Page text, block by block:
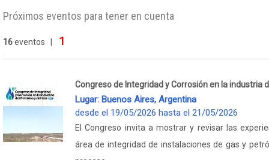
Próximos eventos para tener en cuenta
16eventos | 1
Congreso de Integridad y Corrosión en la industria
Lugar: Buenos Aires, Argentina
desde el 19/05/2026 hasta el 21/05/2026
El Congreso invita a mostrar y revisar las
área de integridad de instalaciones de gas y